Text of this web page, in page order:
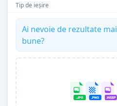
Tip de ieșire
Ai nevoie de rezultate mai
bune?